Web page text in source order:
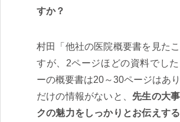
すか？
村田「他社の医院概要書を見た
すが、2ページほどの資料でした
ーの概要書は20～30ページはあ
だけの情報がないと、 先生の大
クの魅力をしっかりとお伝えす